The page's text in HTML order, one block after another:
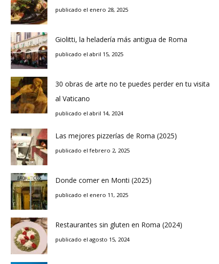
publicado el enero 28, 2025
Giolitti, la heladería más antigua de Roma
publicado el abril 15, 2025
30 obras de arte no te puedes perder en tu visita
al Vaticano
publicado el abril 14, 2024
Las mejores pizzerías de Roma (2025)
publicado el febrero 2, 2025
Donde comer en Monti (2025)
publicado el enero 11, 2025
Restaurantes sin gluten en Roma (2024)
publicado el agosto 15, 2024